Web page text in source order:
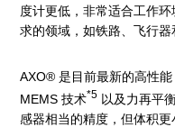
度计更低，非常适合工作
求的领域，如铁路、飞行
AXO® 是目前最新的高性
MEMS 技术*5 以及力再平
感器相当的精度，但体积